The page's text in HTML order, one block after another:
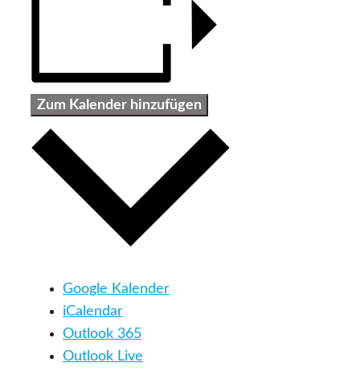
Zum Kalender hinzufügen
Google Kalender
iCalendar
Outlook 365
Outlook Live